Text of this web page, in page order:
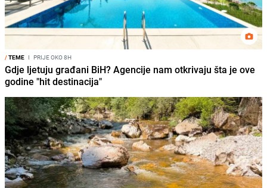
/TEME I PRIJE OKO 8H
Gdje ljetuju građani BiH? Agencije nam otkrivaju šta je ove
godine "hit destinacija"